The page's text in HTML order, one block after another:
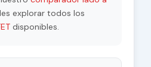
explorar todos los
disponibles.